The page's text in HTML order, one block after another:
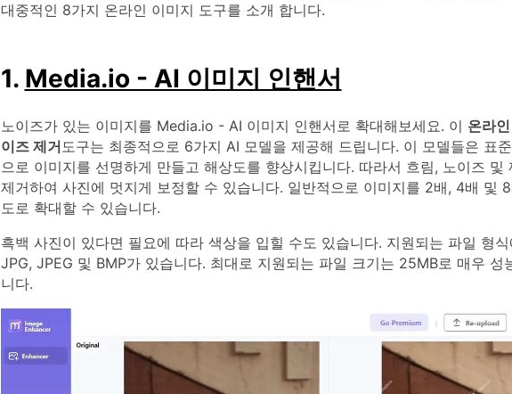
대중적인 8가지 온라인 이미지 도구를 소개 합니다.
1. Media.io - AI 이미지 인핸서
노이즈가 있는 이미지를 Media.io - AI 이미지 인핸서로 확대해보세요. 이 온라
이즈 제거도구는 최종적으로 6가지 AI 모델을 제공해 드립니다. 이 모델들은 표
으로 이미지를 선명하게 만들고 해상도를 향상시킵니다. 따라서 흐림, 노이즈 및
제거하여 사진에 멋지게 보정할 수 있습니다. 일반적으로 이미지를 2배, 4배 및
도로 확대할 수 있습니다.
흑백 사진이 있다면 필요에 따라 색상을 입힐 수도 있습니다. 지원되는 파일 형식
JPG, JPEG 및 BMP가 있습니다. 최대로 지원되는 파일 크기는 25MB로 매우 성
니다.